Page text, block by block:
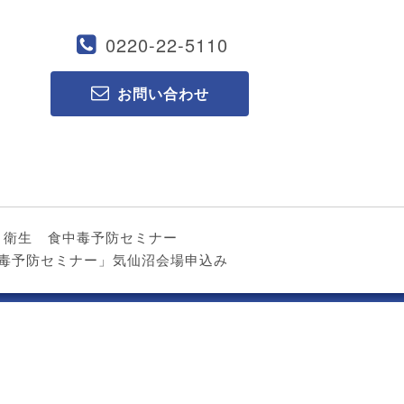
0220-22-5110
お問い合わせ
生
食中毒予防セミナー
予防セミナー」気仙沼会場申込み